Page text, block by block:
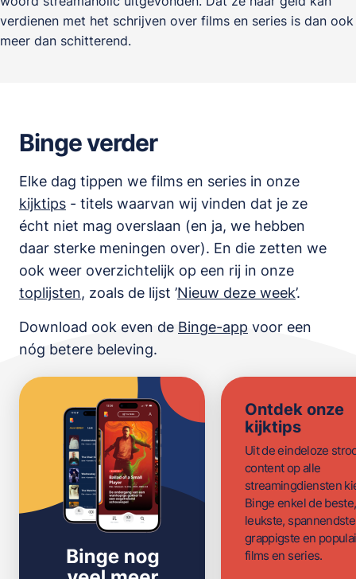
verdienen met het schrijven over films en series is dan ook
meer dan schitterend.
Binge verder
Elke dag tippen we films en series in onze
kijktips - titels waarvan wij vinden dat je ze
écht niet mag overslaan (en ja, we hebben
daar sterke meningen over). En die zetten we
ook weer overzichtelijk op een rij in onze
toplijsten, zoals de lijst ’Nieuw deze week’.
Download ook even de Binge-app voor een
nóg betere beleving.
Ontdek onze
kijktips
Uit de eindeloze
content op alle
streamingdiensten
Binge enkel de beste,
leukste,
grappigste en
films en series.